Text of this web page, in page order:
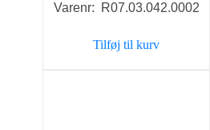
Varenr: R07.03.042.0002
Tilføj til kurv